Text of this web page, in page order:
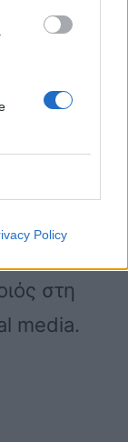
Policy
τον
να
σε
δίπλα
που δεν
στη
media.